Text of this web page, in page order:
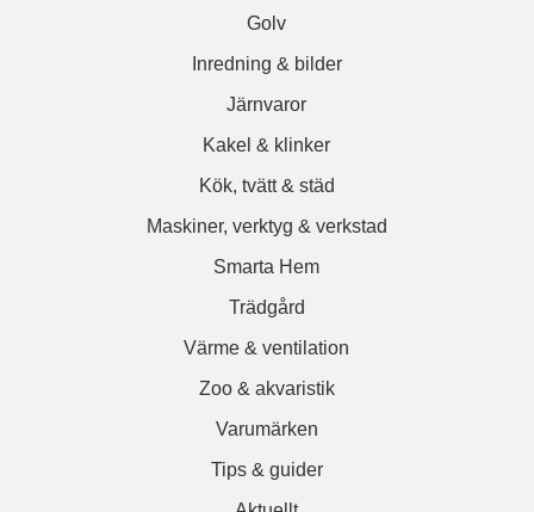
Golv
Inredning & bilder
Järnvaror
Kakel & klinker
Kök, tvätt & städ
Maskiner, verktyg & verkstad
Smarta Hem
Trädgård
Värme & ventilation
Zoo & akvaristik
Varumärken
Tips & guider